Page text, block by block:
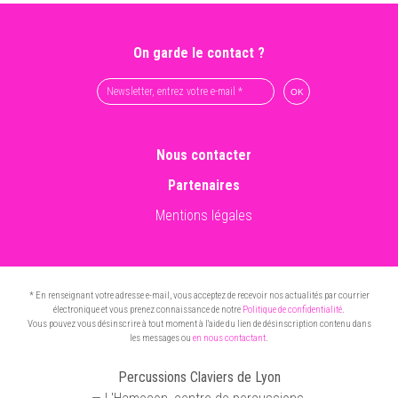
On garde le contact ?
Nous contacter
Partenaires
Mentions légales
* En renseignant votre adresse e-mail, vous acceptez de recevoir nos actualités par courrier
électronique et vous prenez connaissance de notre Politique de confidentialité.
Vous pouvez vous désinscrire à tout moment à l'aide du lien de désinscription contenu dans
les messages ou en nous contactant.
Percussions Claviers de Lyon